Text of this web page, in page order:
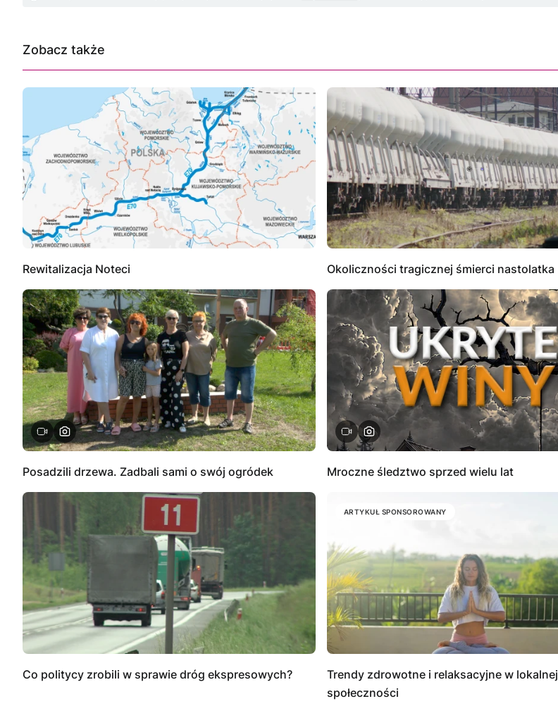
Zobacz także
Rewitalizacja Noteci Okoliczności tragicznej śmierci nastolatka
Posadzili drzewa. Zadbali sami o swój ogródek Mroczne śledztwo sprzed wielu lat
Co politycy zrobili w sprawie dróg ekspresowych?
ARTYKUŁ SPONSOROWANY
Trendy zdrowotne i relaksacyjne w lokalnej
społeczności